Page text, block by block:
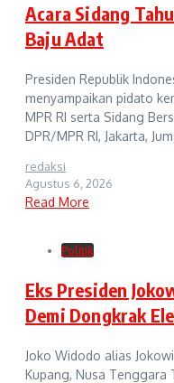
Acara Sidang
Baju Adat
Presiden Republik
menyampaikan pidato
MPR RI serta Sidang
DPR/MPR RI, Jakarta,
redaksi
Agustus 6, 2026
Read More
Politik
Eks Presiden
Demi Dongkrak
Joko Widodo alias
Kupang, Nusa Tenggara